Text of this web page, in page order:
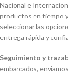
Nacional e
productos en tiempo
seleccionar las
entrega rápida y
Seguimiento y
embarcados,